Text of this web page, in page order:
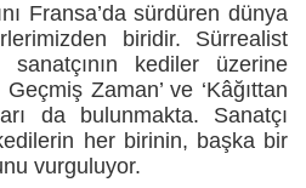
Fransa’da sürdüren dünya
biridir. Sürrealist
sanatçının kediler üzerine
Geçmiş Zaman’ ve ‘Kâğıttan
da bulunmakta. Sanatçı
her birinin, başka bir
vurguluyor.